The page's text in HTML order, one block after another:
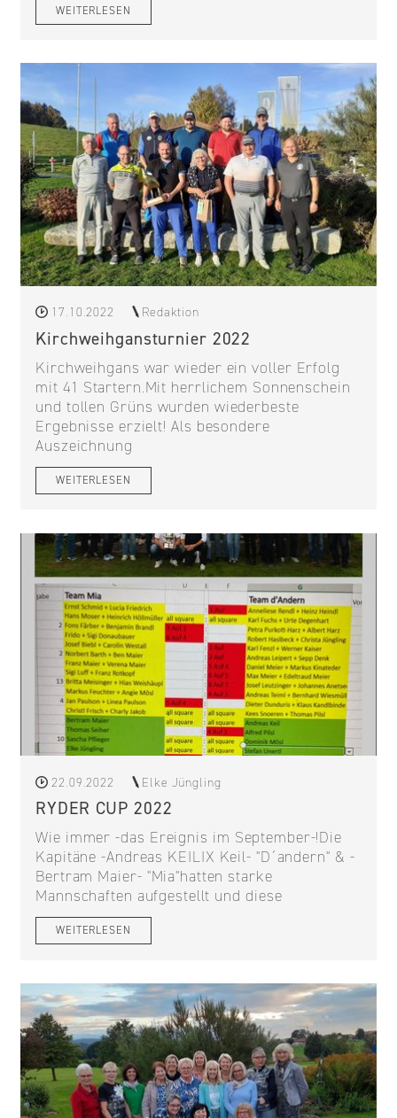
WEITERLESEN
17.10.2022 Redaktion
Kirchweihgansturnier 2022
Kirchweihgans war wieder ein voller Erfolg
mit 41 Startern.Mit herrlichem Sonnenschein
und tollen Grüns wurden wiederbeste
Ergebnisse erzielt! Als besondere
Auszeichnung
WEITERLESEN
22.09.2022 Elke Jüngling
RYDER CUP 2022
Wie immer -das Ereignis im September-!Die
Kapitäne -Andreas KEILIX Keil- "D´andern" & -
Bertram Maier- "Mia"hatten starke
Mannschaften aufgestellt und diese
WEITERLESEN